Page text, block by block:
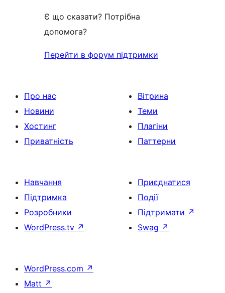
Є що сказати? Потрібна
допомога?
Перейти в форум підтримки
Про нас
Новини
Хостинг
Приватність
Вітрина
Теми
Плагіни
Паттерни
Навчання
Підтримка
Розробники
WordPress.tv ↗
Приєднатися
Події
Підтримати ↗
Swag ↗
WordPress.com ↗
Matt ↗